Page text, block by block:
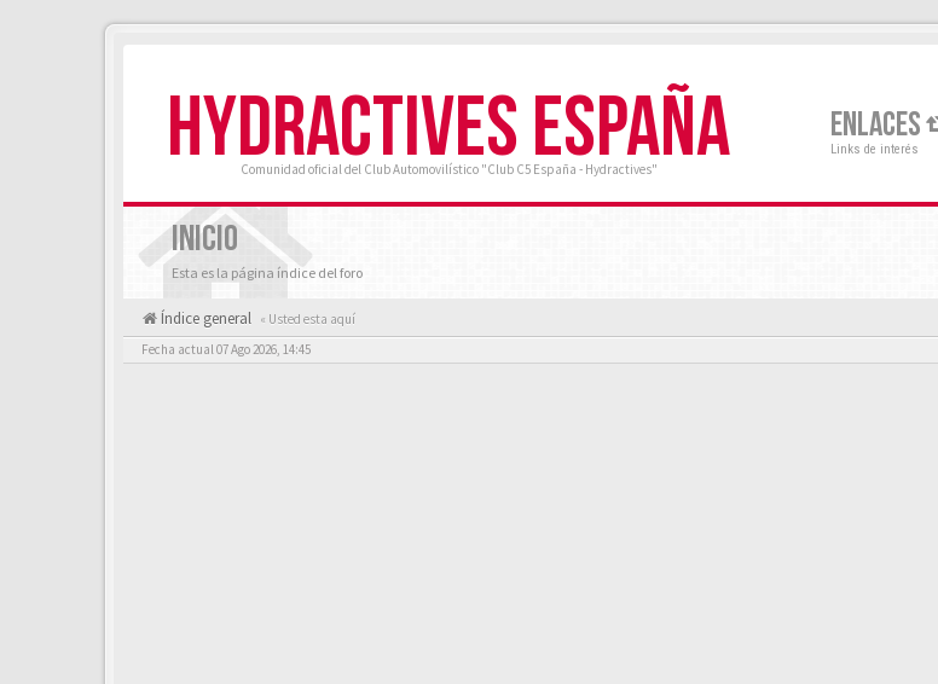
HYDRACTIVES ESPAÑA
Comunidad oficial del Club Automovilístico "Club C5 España - Hydractives"
ENLACES
Links de interés
INICIO
Esta es la página índice del foro
Índice general « Usted esta aquí
Fecha actual 07 Ago 2026, 14:45